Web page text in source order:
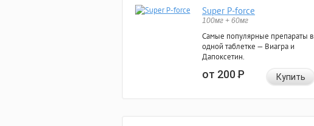
Super P-force
100мг + 60мг
Самые популярные препараты в
одной таблетке — Виагра и
Дапоксетин.
от 200Р Купить